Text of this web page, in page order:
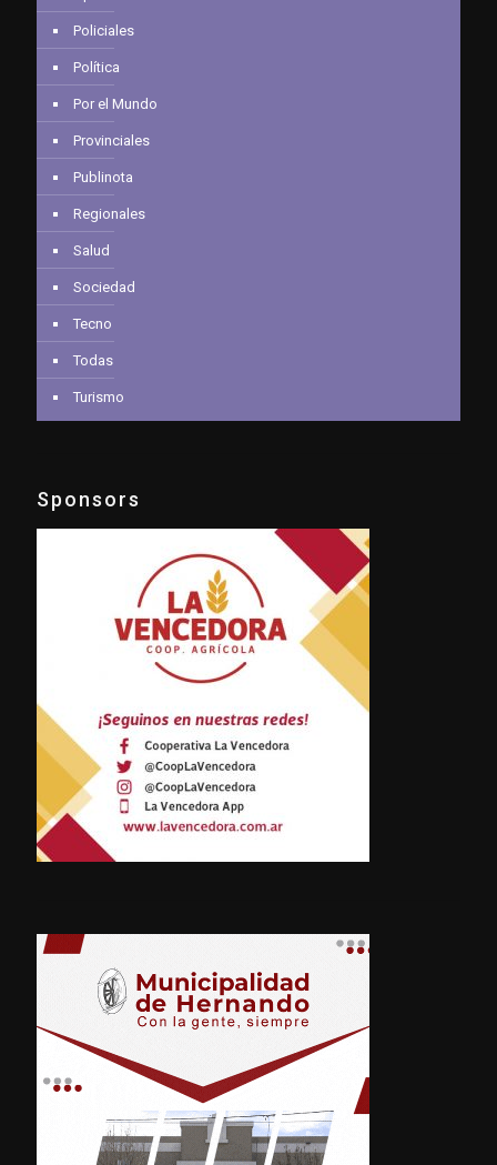
Policiales
Política
Por el Mundo
Provinciales
Publinota
Regionales
Salud
Sociedad
Tecno
Todas
Turismo
Sponsors